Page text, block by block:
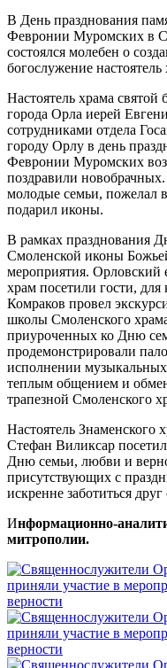
В День празднования
Февронии Муромских в
состоялся молебен о
богослужение
Настоятель храма
города Орла иерей
сотрудниками отдела
городу Орлу в день
Февронии Муромских
поздравили
молодые семьи, пожелал
подарил иконы.
В рамках празднования
Смоленской иконы
мероприятия. Орловский
храм посетили гости,
Комраков провел
школы Смоленского
приуроченных ко Дню
продемонстрировали
исполнении
теплым общением и
трапезной Смоленского
Настоятель Знаменского
Стефан Виликсар
Дню семьи, любви и
присутствующих с
искренне заботиться
Информационно-
митрополии.